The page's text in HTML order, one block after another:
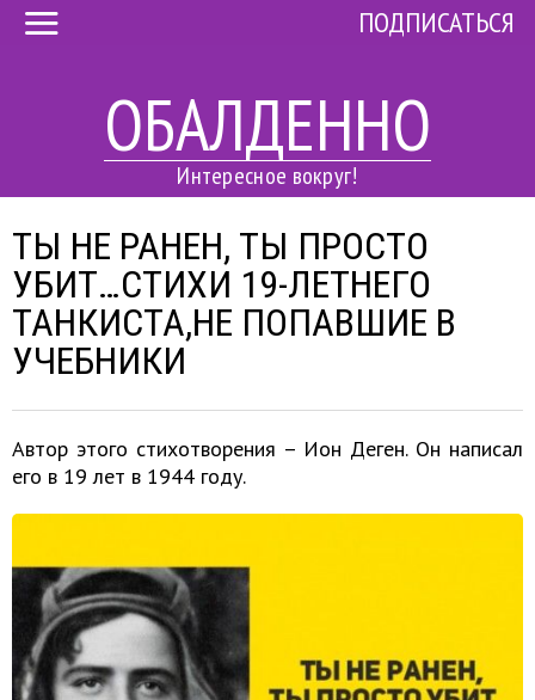
ОБАЛДЕННО
Интересное вокруг!
ПОДПИСАТЬСЯ
ТЫ НЕ РАНЕН, ТЫ ПРОСТО
УБИТ…CТИХИ 19-ЛЕТНЕГО
ТАНКИСТА,НЕ ПОПАВШИЕ В
УЧЕБНИКИ
Автор этого стихотворения – Ион Деген. Он написал
его в 19 лет в 1944 году.